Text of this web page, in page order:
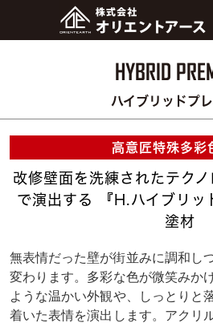
HYBRID
ハイブリッドプ
高意匠特殊多彩
改修壁面を洗練されたテク
で演出する 『H.ハイブリッ
塗材
無表情だった壁が街並みに調和し
変わります。多彩な色が微笑みか
ような温かい外観や、しっとりと
着いた表情を演出します。アクリ